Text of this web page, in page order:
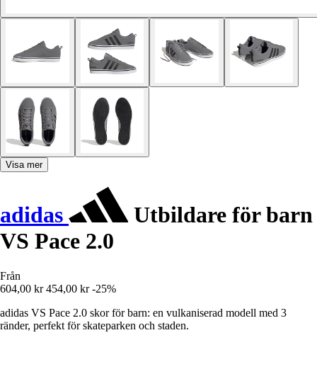
Visa mer
adidas
Utbildare för barn
VS Pace 2.0
Från
604,00 kr 454,00 kr -25%
adidas VS Pace 2.0 skor för barn: en vulkaniserad modell med 3
ränder, perfekt för skateparken och staden.